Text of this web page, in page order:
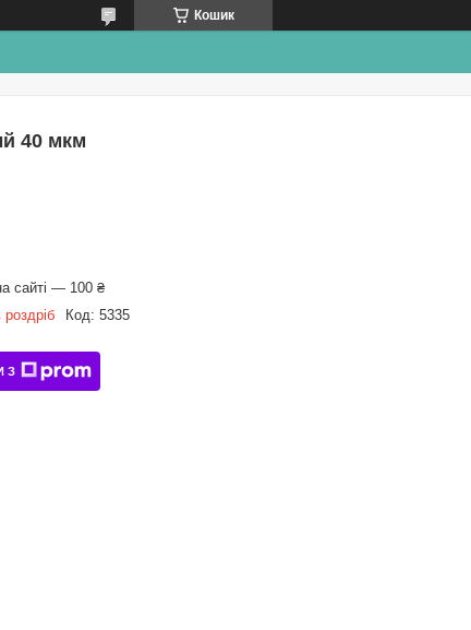
Кошик
40 мкм
сайті — 100 ₴
Код: 5335
З